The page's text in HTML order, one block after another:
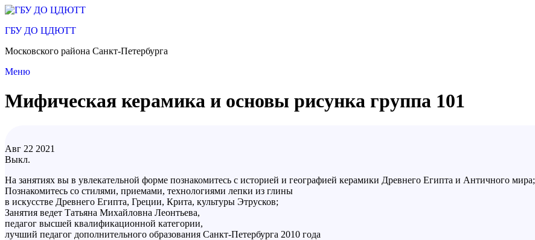
Перейти
содержимому
ГБУ ДО ЦДЮТТ
Московского района Санкт-Петербурга
Меню
Мифическая керамика и основы рисунка группа 101
Авг 22 2021
Выкл.
На занятиях вы в увлекательной форме познакомитесь с историей и географией керамики Древнего Египта и Античного мира;
Познакомитесь со стилями, приемами, технологиями лепки из глины
в искусстве Древнего Египта, Греции, Крита, культуры Этрусков;
Занятия ведет Татьяна Михайловна Леонтьева,
педагог высшей квалификационной категории,
лучший педагог дополнительного образования Санкт-Петербурга 2010 года